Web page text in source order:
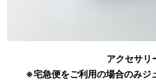
アクセサリ
※宅急便をご利用の場合のみジ